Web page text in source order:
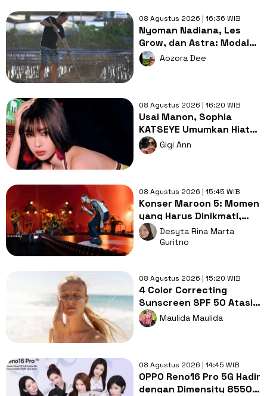
08 Agustus 2026 | 16:36 WIB
Nyoman Nadiana, Les
Grow, dan Astra: Modal
Lokal VS Pendampingan
Tepat
Aozora Dee
08 Agustus 2026 | 16:20 WIB
Usai Manon, Sophia
KATSEYE Umumkan Hiatus
Grup Demi Kesehatan
Mental
Gigi Ann
08 Agustus 2026 | 15:45 WIB
Konser Maroon 5: Momen
yang Harus Dinikmati,
Jangan Cuma Direkam!
Desyta Rina Marta
Guritno
08 Agustus 2026 | 15:20 WIB
4 Color Correcting
Sunscreen SPF 50 Atasi
Redness & Dark Spot
saat Outdoor!
Maulida Maulida
08 Agustus 2026 | 14:45 WIB
OPPO Reno16 Pro 5G Hadir
dengan Dimensity 8550